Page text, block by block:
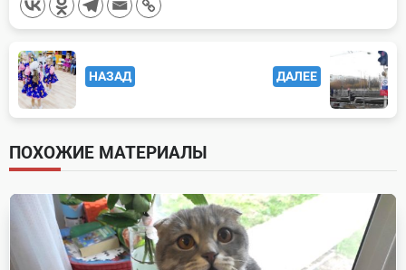
<span
class="nav-
subtitle
screen-
reader-
text">Page</span>
НАЗАД ДАЛЕЕ
ПОХОЖИЕ МАТЕРИАЛЫ